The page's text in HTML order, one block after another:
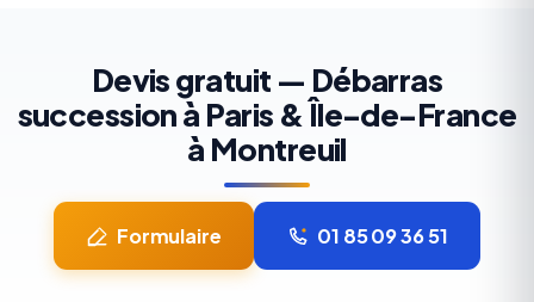
Devis gratuit — Débarras
succession à Paris & Île-de-France
à Montreuil
Formulaire 01 85 09 36 51